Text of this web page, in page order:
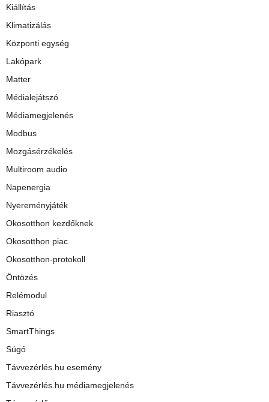
Kiállítás
Klimatizálás
Központi egység
Lakópark
Matter
Médialejátszó
Médiamegjelenés
Modbus
Mozgásérzékelés
Multiroom audio
Napenergia
Nyereményjáték
Okosotthon kezdőknek
Okosotthon piac
Okosotthon-protokoll
Öntözés
Relémodul
Riasztó
SmartThings
Súgó
Távvezérlés.hu esemény
Távvezérlés.hu médiamegjelenés